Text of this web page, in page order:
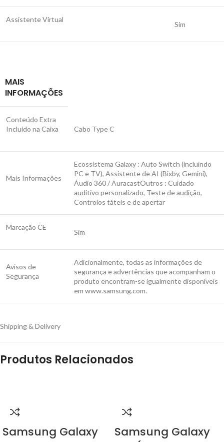
Assistente Virtual
Sim
MAIS
INFORMAÇÕES
Conteúdo Extra
Incluído na Caixa
Cabo Type C
Mais Informações
Ecossistema Galaxy : Auto Switch (incluindo
PC e TV), Assistente de AI (Bixby, Gemini),
Áudio 360 / AuracastOutros : Cuidado
auditivo personalizado, Teste de audição,
Controlos táteis e de apertar
Marcação CE
Sim
Avisos de
Segurança
Adicionalmente, todas as informações de
segurança e advertências que acompanham o
produto encontram-se igualmente disponíveis
em www.samsung.com.
Shipping & Delivery
Produtos Relacionados
Samsung Galaxy
Samsung Galaxy